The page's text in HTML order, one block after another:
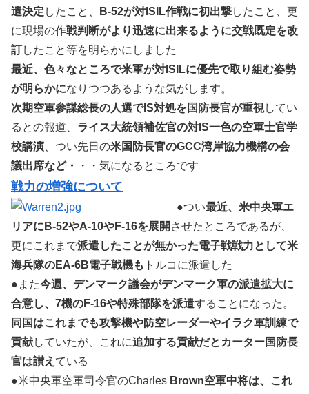
遣決定 したこと、 B-52が対ISIL作戦に初出撃したこと、更
に現場の作戦判断がより迅速に出来るように交戦既定を改
訂したこと等を明らかにしました
最近、色々なところで米軍が対ISILに優先で取り組む姿勢
が明らかになりつつあるような気がします。
次期空軍参謀総長の人選でIS対処を国防長官が重視してい
るとの報道、 ライス大統領補佐官の対IS一色の空軍士官学
校講演 、つい先日の米国防長官のGCC湾岸協力機構の会
議出席など・
・・気になるところです
戦力の増強について
●つい最近、米中央軍エ
リアにB-52やA-10やF-16を展開 させたところであるが、
更にこれまで派遣したことが無かった電子戦戦力として米
海兵隊のEA-6B電子戦機も トルコに派遣した
●また今週、デンマーク議会がデンマーク軍の派遣拡大に
合意し、7機のF-16や特殊部隊を派遣することになった。
同国はこれまでも攻撃機や防空レーダーやイラク軍訓練で
貢献していたが、これに追加する貢献だとカーター国防長
官は讃え ている
●米中央軍空軍司令官のCharles Brown空軍中将は、これ